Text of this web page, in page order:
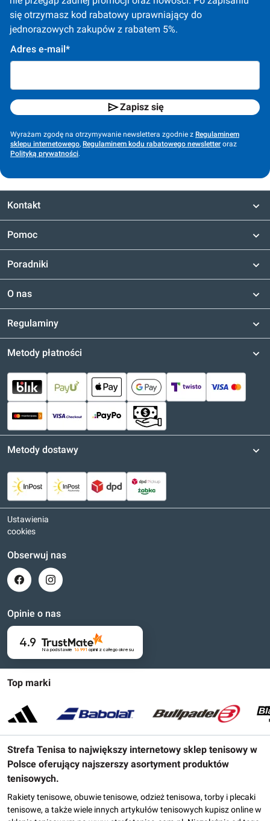
się otrzymasz kod rabatowy uprawniający do
jednorazowych zakupów z rabatem 5%.
Adres e-mail*
Zapisz się
Wyrażam zgodę na otrzymywanie newslettera zgodnie z Regulaminem
sklepu internetowego, Regulaminem kodu rabatowego newsletter oraz
Polityką prywatności.
Kontakt
Pomoc
Poradniki
O nas
Regulaminy
Top marki
Strefa Tenisa to największy internetowy sklep tenisowy w
Polsce oferujący najszerszy asortyment produktów
tenisowych.
Rakiety tenisowe, obuwie tenisowe, odzież tenisowa, torby i plecaki
tenisowe, a także wiele innych artykułów tenisowych kupisz online w
Metody płatności
Metody dostawy
Ustawienia
cookies
Obserwuj nas
Opinie o nas
4.9
Na podstawie 16 991 opinii z całego okresu